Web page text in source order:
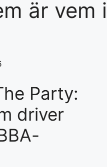
är vem i
Party:
driver